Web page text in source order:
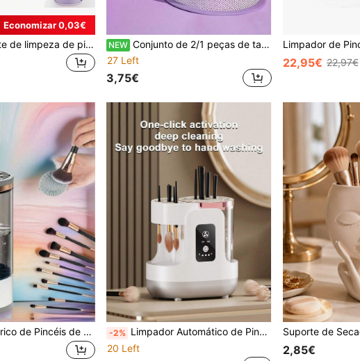
Economizar 0,03€
1pc/2pcs Tapete de limpeza de pincéis de maquiagem 3 em 1 Tigela de limpeza de pincéis de maquiagem de silicone com suporte de secagem de pincéis cosméticos Organizador de ferramentas de limpeza para armazenamento e secagem ao ar, bolsa, organizador, armazenamento, organizador de maquiagem, maquiagem NEW Conjunto de 2/1 peças de taça dobrável de silicone para limpeza de pincéis de maquilhagem - ferramenta de limpeza de silicone portátil, limpador de pincéis de maquilhagem de textura múltipla, taça de limpeza reutilizável para ferramentas de beleza, adequada para pincéis de maquilhagem, esponjas de pó e esponjas
27 Left
3,75€
22,95€ 22,97€
1 Limpador Elétrico de Pincéis de Maquilhagem USB, Ferramenta Automática de Limpeza de Pincéis de Maquilhagem, Limpeza Rápida, Eficiente e Profunda de Vários Tipos de Pincéis de Maquilhagem, Design Portátil, Adequado para Conjuntos de Pincéis de Maquilhagem, Pincéis de Sombra de Olhos, Pincéis de Pó e Blush, etc -2% Limpador Automático de Pincéis de Maquilhagem 3 em 1, Secador de Pincéis e Limpador de Pincéis com Suporte. Ligação USB, Adequado para Uso Doméstico e em Salões de Beleza. Presente Perfeito para Mulheres no Natal, Dia dos Namorados e Outras Datas Festivas Principais.
20 Left
2,85€